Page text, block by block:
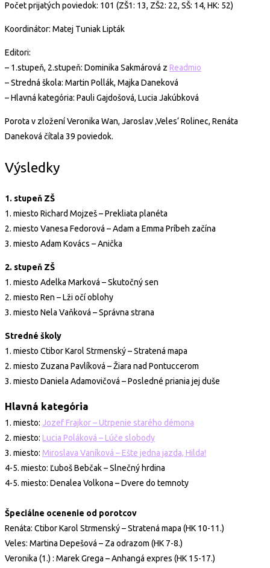
Počet prijatých poviedok: 101 (ZŠ1: 13, ZŠ2: 22, SŠ: 14, HK: 52)
Koordinátor: Matej Tuniak Lipták
Editori:
– 1.stupeň, 2.stupeň: Dominika Sakmárová z Readmio
– Stredná škola: Martin Pollák, Majka Daneková
– Hlavná kategória: Pauli Gajdošová, Lucia Jakúbková
Porota v zložení Veronika Wan, Jaroslav ‚Veles‘ Rolinec, Renáta
Daneková čítala 39 poviedok.
Výsledky
1. stupeň ZŠ
1. miesto Richard Mojzeš – Prekliata planéta
2. miesto Vanesa Fedorová – Adam a Emma Príbeh začína
3. miesto Adam Kovács – Anička
2. stupeň ZŠ
1. miesto Adelka Marková – Skutočný sen
2. miesto Ren – Lži očí oblohy
3. miesto Nela Vaňková – Správna strana
Stredné školy
1. miesto Ctibor Karol Strmenský – Stratená mapa
2. miesto Zuzana Pavlíková – Žiara nad Pontuccerom
3. miesto Daniela Adamovičová – Posledné priania jej duše
Hlavná kategória
1. miesto: Jozef Frajkor – Utrpenie starého démona
2. miesto: Lucia Poláková – Lúče slobody
3. miesto: Miroslava Vaníková – Ešte jedna jazda, Hilda!
4-5. miesto: Ľuboš Bebčak – Slnečný hrdina
4-5. miesto: Denalea Volkona – Dvere do temnoty
Špeciálne ocenenie od porotcov
Renáta: Ctibor Karol Strmenský – Stratená mapa (HK 10-11.)
Veles: Martina Depešová – Za odrazom (HK 7-8.)
Veronika (1.) : Marek Grega – Anhangá expres (HK 15-17.)